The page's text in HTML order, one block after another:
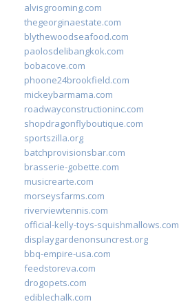
alvisgrooming.com
thegeorginaestate.com
blythewoodseafood.com
paolosdelibangkok.com
bobacove.com
phoone24brookfield.com
mickeybarmama.com
roadwayconstructioninc.com
shopdragonflyboutique.com
sportszilla.org
batchprovisionsbar.com
brasserie-gobette.com
musicrearte.com
morseysfarms.com
riverviewtennis.com
official-kelly-toys-squishmallows.com
displaygardenonsuncrest.org
bbq-empire-usa.com
feedstoreva.com
drogopets.com
ediblechalk.com